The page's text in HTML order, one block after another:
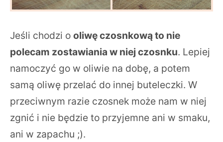
Jeśli chodzi o oliwę czosnkową to nie
polecam zostawiania w niej czosnku. Lepiej
namoczyć go w oliwie na dobę, a potem
samą oliwę przelać do innej buteleczki. W
przeciwnym razie czosnek może nam w niej
zgnić i nie będzie to przyjemne ani w smaku,
ani w zapachu ;).